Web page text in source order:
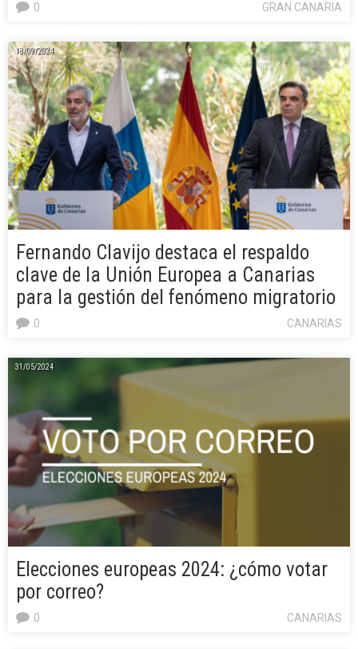
GRAN CANARIA
0
18/09/2024
Fernando Clavijo destaca el respaldo
clave de la Unión Europea a Canarias
para la gestión del fenómeno migratorio
CANARIAS
0
31/05/2024
Elecciones europeas 2024: ¿cómo votar
por correo?
CANARIAS
0